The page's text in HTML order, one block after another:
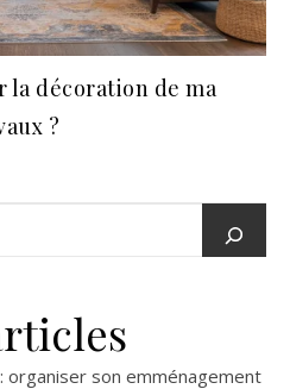
la décoration de ma
?
son emménagement